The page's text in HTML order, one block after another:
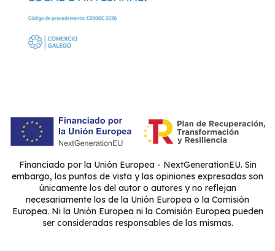
Financiado por la Unión Europea - NextGenerationEU. Sin
embargo, los puntos de vista y las opiniones expresadas son
únicamente los del autor o autores y no reflejan
necesariamente los de la Unión Europea o la Comisión
Europea. Ni la Unión Europea ni la Comisión Europea pueden
ser consideradas responsables de las mismas.